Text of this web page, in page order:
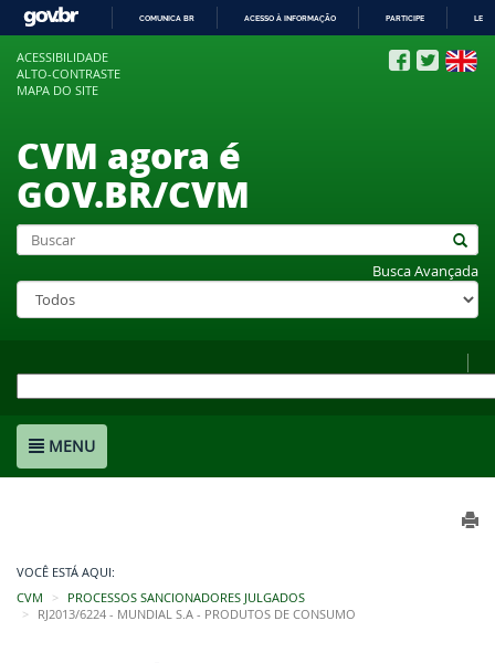
COMUNICA BR ACESSO À INFORMAÇÃO PARTICIPE
ACESSIBILIDADE
ALTO-CONTRASTE
MAPA DO SITE
CVM agora é
GOV.BR/CVM
Busca Avançada
MENU
VOCÊ ESTÁ AQUI:
CVM
PROCESSOS SANCIONADORES JULGADOS
RJ2013/6224 - MUNDIAL S.A - PRODUTOS DE CONSUMO